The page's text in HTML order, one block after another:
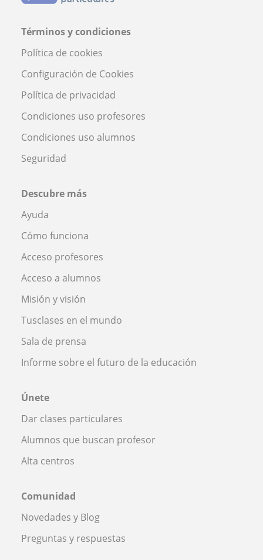
Términos y condiciones
Política de cookies
Configuración de Cookies
Política de privacidad
Condiciones uso profesores
Condiciones uso alumnos
Seguridad
Descubre más
Ayuda
Cómo funciona
Acceso profesores
Acceso a alumnos
Misión y visión
Tusclases en el mundo
Sala de prensa
Informe sobre el futuro de la educación
Únete
Dar clases particulares
Alumnos que buscan profesor
Alta centros
Comunidad
Novedades y Blog
Preguntas y respuestas